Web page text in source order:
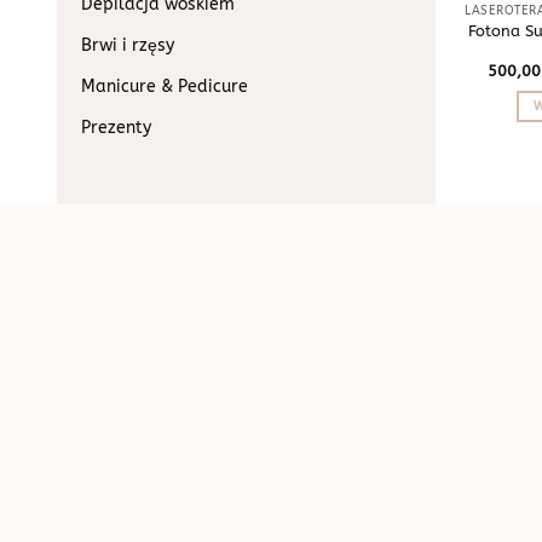
Brwi i rzęsy
Manicure & Pedicure
Prezenty
Fotona
500,00